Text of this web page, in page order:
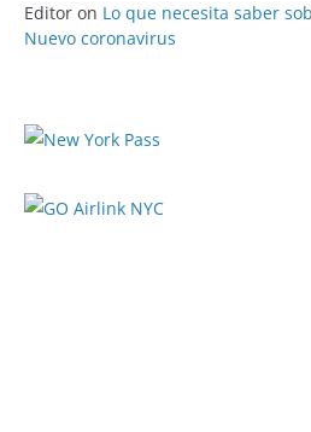
Editor on Lo que necesita saber
Nuevo coronavirus